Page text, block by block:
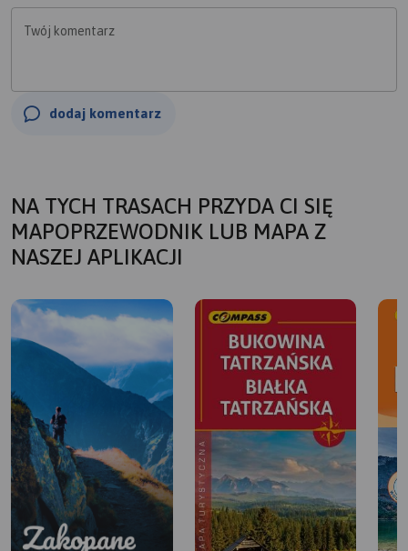
Twój komentarz
dodaj komentarz
NA TYCH TRASACH PRZYDA CI SIĘ
MAPOPRZEWODNIK LUB MAPA Z
NASZEJ APLIKACJI